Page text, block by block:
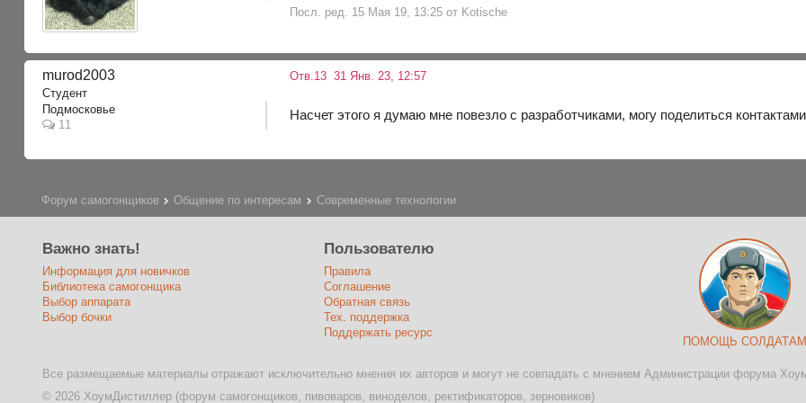
Посл. ред. 15 Мая 19, 13:25 от Kotische
murod2003
Студент
Подмосковье
11
Отв.13 31 Янв. 23, 12:57
Насчет этого я думаю мне повезло с разработчиками, могу поделиться контактами
Форум самогонщиков Общение по интересам Современные технологии
Важно знать!
Информация для новичков
Библиотека самогонщика
Выбор аппарата
Выбор бочки
Пользователю
Правила
Соглашение
Обратная связь
Тех. поддержка
Поддержать ресурс
ПОМОЩЬ СОЛДАТАМ
Все размещаемые материалы отражают исключительно мнения их авторов и могут не совпадать с мнением Администрации форума
© 2026 ХоумДистиллер (форум самогонщиков, пивоваров, виноделов, ректификаторов, зерновиков)